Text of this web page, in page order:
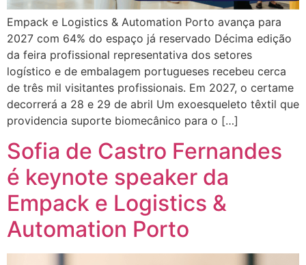
Empack e Logistics & Automation Porto avança para
2027 com 64% do espaço já reservado Décima edição
da feira profissional representativa dos setores
logístico e de embalagem portugueses recebeu cerca
de três mil visitantes profissionais. Em 2027, o certame
decorrerá a 28 e 29 de abril Um exoesqueleto têxtil que
providencia suporte biomecânico para o […]
Sofia de Castro Fernandes
é keynote speaker da
Empack e Logistics &
Automation Porto